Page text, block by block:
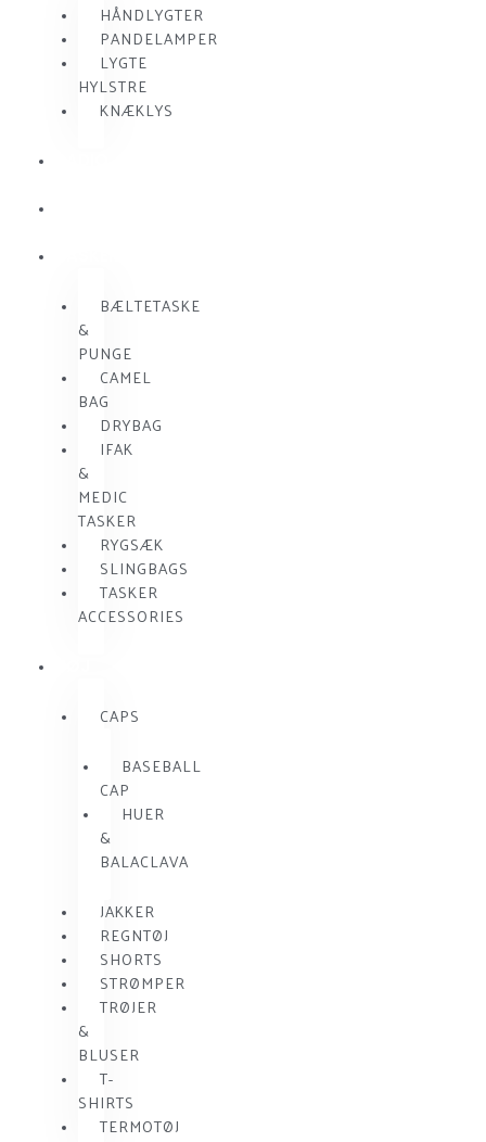
HÅNDLYGTER
PANDELAMPER
LYGTE
HYLSTRE
KNÆKLYS
BÆLTETASKE
&
PUNGE
CAMEL
BAG
DRYBAG
IFAK
&
MEDIC
TASKER
RYGSÆK
SLINGBAGS
TASKER
ACCESSORIES
CAPS
BASEBALL
CAP
HUER
&
BALACLAVA
JAKKER
REGNTØJ
SHORTS
STRØMPER
TRØJER
&
BLUSER
T-
SHIRTS
TERMOTØJ